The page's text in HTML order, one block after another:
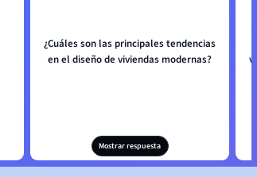
¿Cuáles son las principales tendencias
en el diseño de viviendas modernas?
Mostrar respuesta